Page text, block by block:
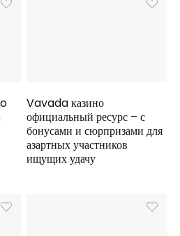
Vavada казино
официальный ресурс – с
бонусами и сюрпризами для
азартных участников
ищущих удачу